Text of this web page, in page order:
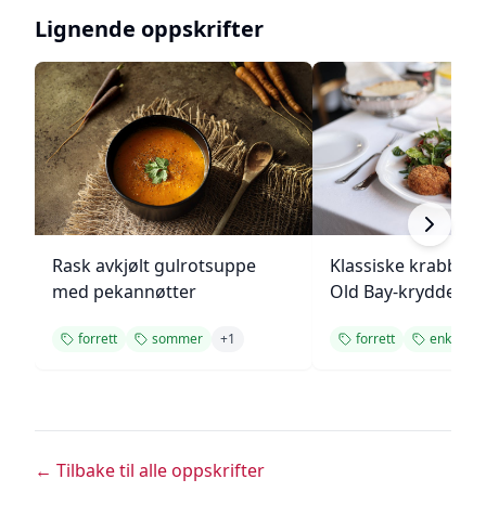
Lignende oppskrifter
Rask avkjølt gulrotsuppe
med pekannøtter
forrett sommer +1
Klassiske
Old Bay-krydder
forrett enkel
← Tilbake til alle oppskrifter